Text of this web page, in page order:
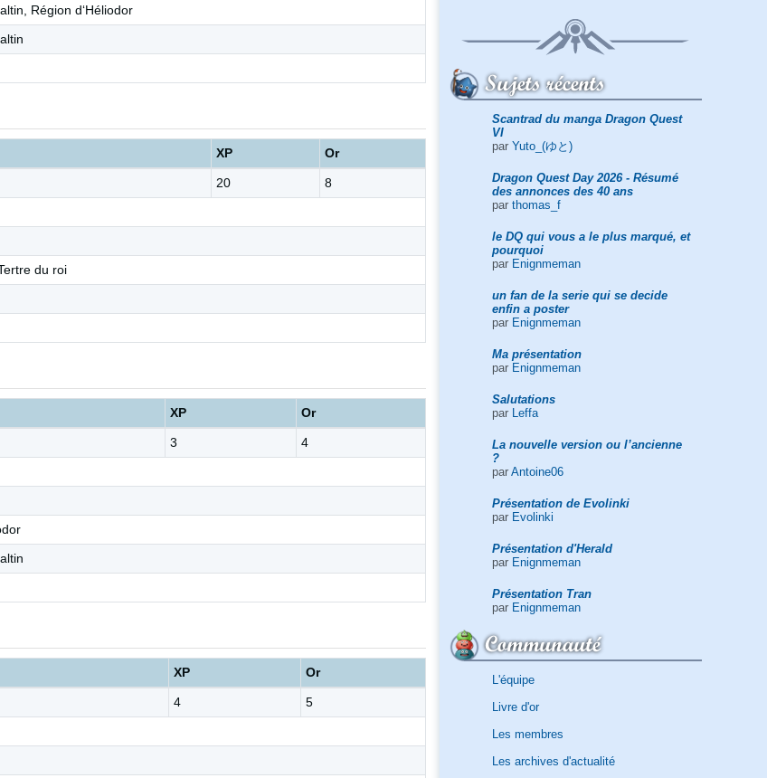
Sujets récents
Scantrad du manga Dragon Quest
VI
par Yuto_(ゆと)
Dragon Quest Day 2026 - Résumé
des annonces des 40 ans
par thomas_f
le DQ qui vous a le plus marqué, et
pourquoi
par Enignmeman
un fan de la serie qui se decide
enfin a poster
par Enignmeman
Ma présentation
par Enignmeman
Salutations
par
Leffa
La nouvelle version ou l’ancienne
?
par Antoine06
Présentation de Evolinki
par Evolinki
Présentation d'Herald
par Enignmeman
Présentation Tran
par Enignmeman
Communauté
L'équipe
Livre d'or
Les membres
Les archives d'actualité
Région d‘Héliodor
XP Or
20
8
du roi
XP Or
3
4
XP Or
4
5